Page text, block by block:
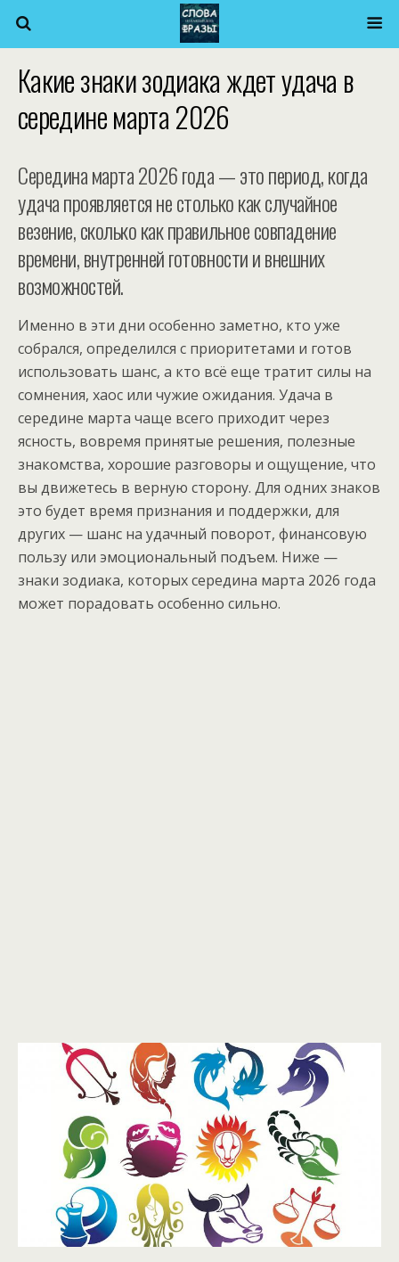
Какие знаки зодиака ждет удача в
середине марта 2026
Середина марта 2026 года — это период, когда
удача проявляется не столько как случайное
везение, сколько как правильное совпадение
времени, внутренней готовности и внешних
возможностей.
Именно в эти дни особенно заметно, кто уже
собрался, определился с приоритетами и готов
использовать шанс, а кто всё еще тратит силы на
сомнения, хаос или чужие ожидания. Удача в
середине марта чаще всего приходит через
ясность, вовремя принятые решения, полезные
знакомства, хорошие разговоры и ощущение, что
вы движетесь в верную сторону. Для одних знаков
это будет время признания и поддержки, для
других — шанс на удачный поворот, финансовую
пользу или эмоциональный подъем. Ниже —
знаки зодиака, которых середина марта 2026 года
может порадовать особенно сильно.